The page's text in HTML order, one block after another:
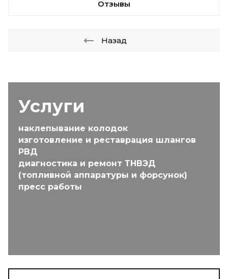
Услуги
наклепывание колодок
изготовление и реставрация шлангов
РВД
диагностика и ремонт ТНВЭД
(топливной аппаратуры и форсунок)
пресс работы
Отзывы
Назад